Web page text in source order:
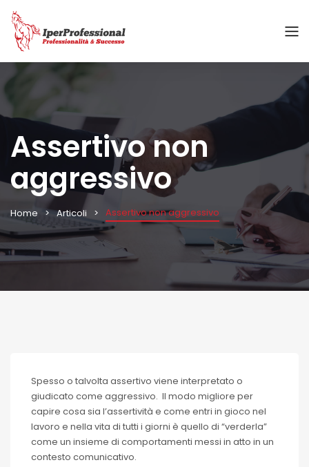
Assertivo non
aggressivo
Home Articoli Assertivo non aggressivo
Spesso o talvolta assertivo viene interpretato o
giudicato come aggressivo. Il modo migliore per
capire cosa sia l’assertività e come entri in gioco nel
lavoro e nella vita di tutti i giorni è quello di “verderla”
come un insieme di comportamenti messi in atto in un
contesto comunicativo.